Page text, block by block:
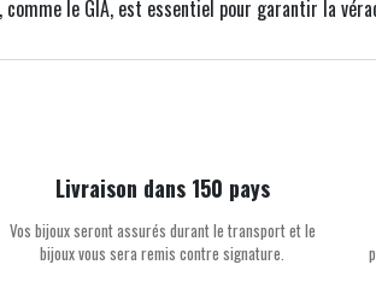
le GIA, est essentiel pour garantir la
Livraison dans 150 pays
Vos bijoux seront assurés durant le transport et le
bijoux vous sera remis contre signature.